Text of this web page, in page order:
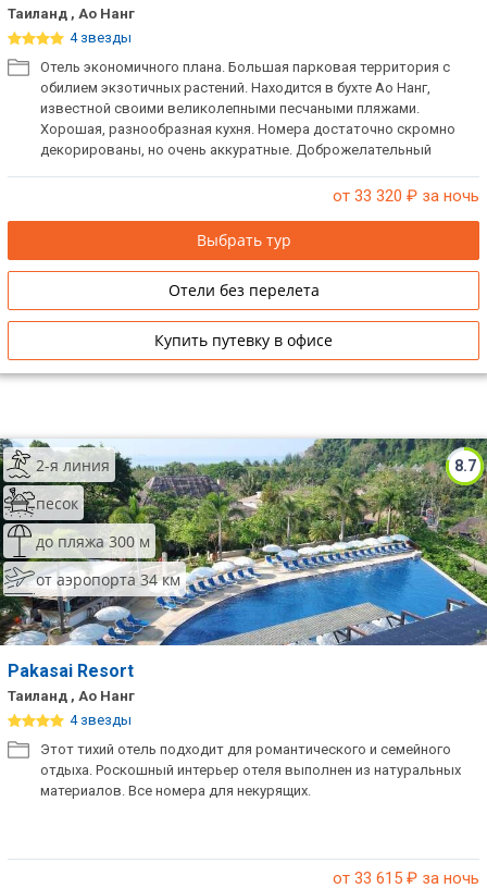
Таиланд , Ао Нанг
4 звезды
Отель экономичного плана. Большая парковая территория с
обилием экзотичных растений. Находится в бухте Ао Нанг,
известной своими великолепными песчаными пляжами.
Хорошая, разнообразная кухня. Номера достаточно скромно
декорированы, но очень аккуратные. Доброжелательный
от 33 320 ₽ за ночь
Выбрать тур
Отели без перелета
Купить путевку в офисе
8.7
2-я линия
песок
до пляжа 300 м
от аэропорта 34 км
Pakasai Resort
Таиланд , Ао Нанг
4 звезды
Этот тихий отель подходит для романтического и семейного
отдыха. Роскошный интерьер отеля выполнен из натуральных
материалов. Все номера для некурящих.
от 33 615 ₽ за ночь